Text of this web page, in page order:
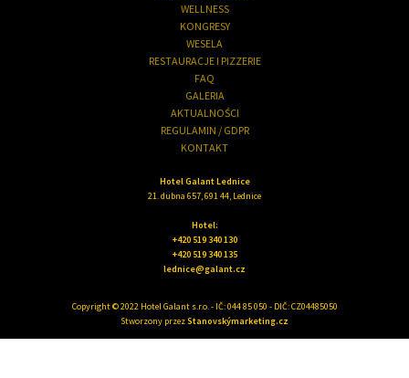
WELLNESS
KONGRESY
WESELA
RESTAURACJE I PIZZERIE
FAQ
GALERIA
AKTUALNOŚCI
REGULAMIN / GDPR
KONTAKT
Hotel Galant Lednice
21. dubna 657, 691 44, Lednice
Hotel:
+420 519 340 130
+420 519 340 135
lednice@galant.cz
Copyright © 2022 Hotel Galant s.r.o. - IČ: 044 85 050 - DIČ: CZ04485050
Stworzony przezStanovskýmarketing.cz